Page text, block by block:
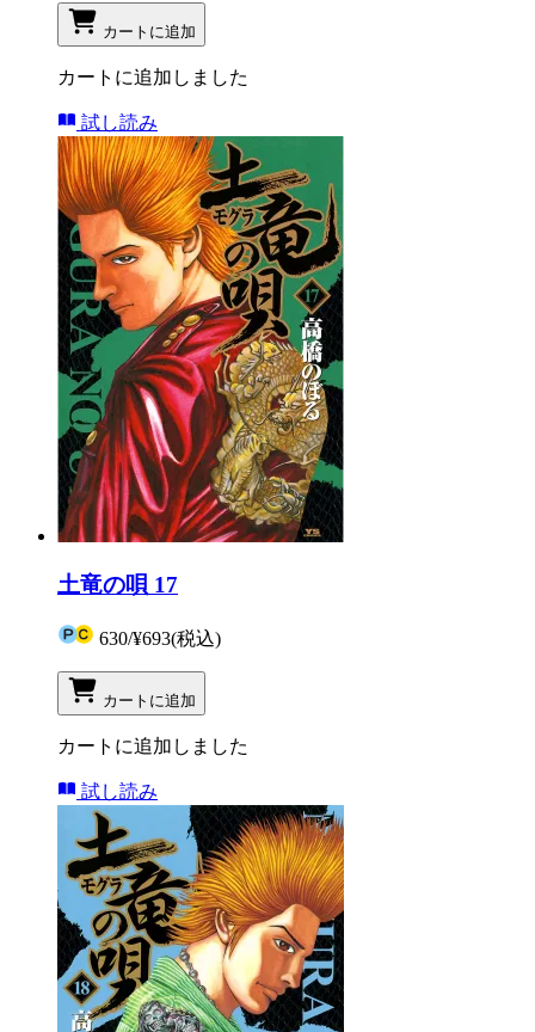
カートに追加
カートに追加しました
試し読み
土竜の唄 17
630/¥693(税込)
カートに追加
カートに追加しました
試し読み